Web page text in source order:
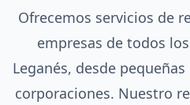
Ofrecemos servicios de
empresas de todos
Leganés, desde
corporaciones. Nuestro